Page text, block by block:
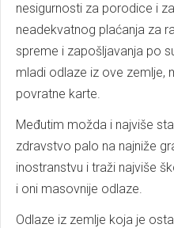
nesigurnosti za porodice i
neadekvatnog plaćanja za
spreme i zapošljavanja po
mladi odlaze iz ove zemlje,
povratne karte.
Međutim možda i najviše
zdravstvo palo na najniže
inostranstvu i traži najviše
i oni masovnije odlaze.
Odlaze iz zemlje koja je